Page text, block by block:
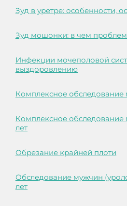
Зуд в уретре: особенности,
Зуд мошонки: в чем
Инфекции мочеполовой
выздоровлению
Комплексное обследование
Комплексное
лет
Обрезание крайней плоти
Обследование мужчин
лет